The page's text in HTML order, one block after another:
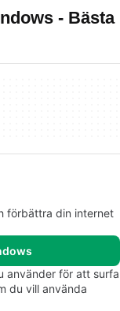
- Bästa
förbättra din internet
använder för att surfa
du vill använda